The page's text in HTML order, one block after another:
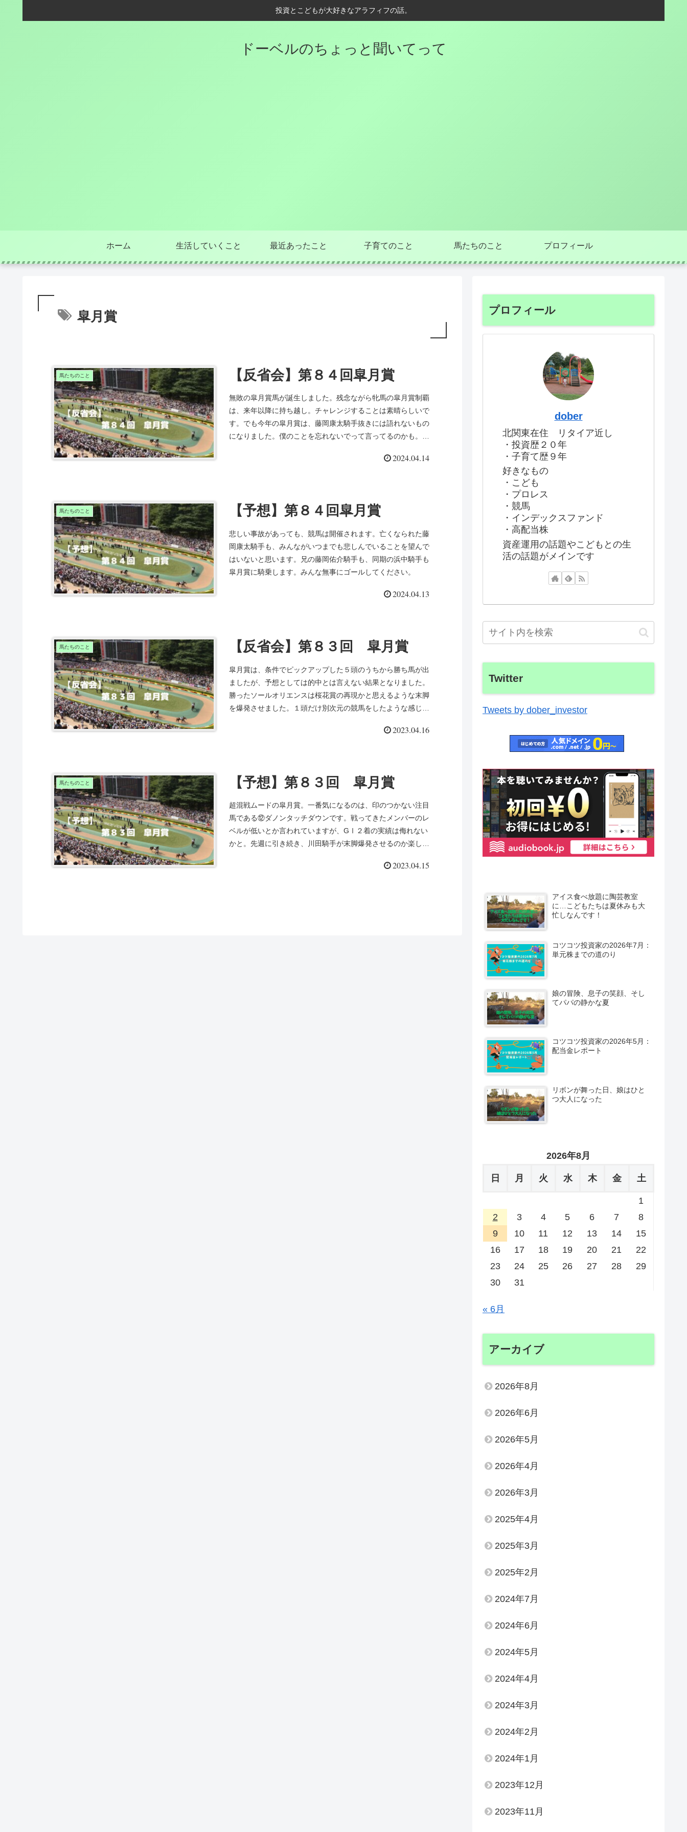
投資とこどもが大好きなアラフィフの話。
ドーベルのちょっと聞いてって
ホーム 生活していくこと 最近あったこと 子育てのこと 馬たちのこと プロフィール
皐月賞
馬たちのこと 【反省会】第８４回皐月賞
無敗の皐月賞馬が誕生しました。残念ながら牝馬の皐月賞制覇
は、来年以降に持ち越し。チャレンジすることは素晴らしいで
す。でも今年の皐月賞は、藤岡康太騎手抜きには語れないもの
になりました。僕のことを忘れないでって言ってるのかも。忘
2024.04.14
馬たちのこと 【予想】第８４回皐月賞
悲しい事故があっても、競馬は開催されます。亡くなられた藤
岡康太騎手も、みんながいつまでも悲しんでいることを望んで
はいないと思います。兄の藤岡佑介騎手も、同期の浜中騎手も
皐月賞に騎乗します。みんな無事にゴールしてください。
2024.04.13
馬たちのこと 【反省会】第８３回 皐月賞
皐月賞は、条件でピックアップした５頭のうちから勝ち馬が出
ましたが、予想としては的中とは言えない結果となりました。
勝ったソールオリエンスは桜花賞の再現かと思えるような末脚
を爆発させました。１頭だけ別次元の競馬をしたような感じで
2023.04.16
馬たちのこと 【予想】第８３回 皐月賞
超混戦ムードの皐月賞。一番気になるのは、印のつかない注目
馬である⑫ダノンタッチダウンです。戦ってきたメンバーのレ
ベルが低いとか言われていますが、GⅠ２着の実績は侮れない
かと。先週に引き続き、川田騎手が末脚爆発させるのか楽しみ
2023.04.15
プロフィール
dober
北関東在住 リタイア近し
・投資歴２０年
・子育て歴９年
好きなもの
・こども
・プロレス
・競馬
・インデックスファンド
・高配当株
資産運用の話題やこどもとの生
活の話題がメインです
Twitter
Tweets by dober_investor
アイス食べ放題に陶芸教室
に…こどもたちは夏休みも大
忙しなんです！
コツコツ投資家の2026年7月：
単元株までの道のり
娘の冒険、息子の笑顔、そし
てパパの静かな夏
コツコツ投資家の2026年5月：
配当金レポート
リボンが舞った日、娘はひと
つ大人になった
2026年8月
日 月 火 水 木 金 土
1
2
3 4 5 6 7
8
9
10 11 12 13 14
15
16
17 18 19 20 21
22
23
24 25 26 27 28
29
30
31
« 6月
アーカイブ
2026年8月
2026年6月
2026年5月
2026年4月
2026年3月
2025年4月
2025年3月
2025年2月
2024年7月
2024年6月
2024年5月
2024年4月
2024年3月
2024年2月
2024年1月
2023年12月
2023年11月